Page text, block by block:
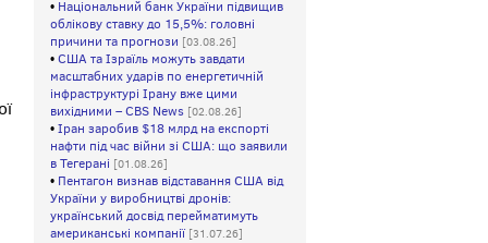
• Національний банк України підвищив
облікову ставку до 15,5%: головні
причини та прогнози [03.08.26]
•США та Ізраїль можуть завдати
масштабних ударів по енергетичній
інфраструктурі Ірану вже цими
вихідними – CBS News [02.08.26]
•Іран заробив $18 млрд на експорті
нафти під час війни зі США: що заявили
в Тегерані [01.08.26]
• Пентагон визнав відставання США від
України у виробництві дронів:
український досвід перейматимуть
американські компанії [31.07.26]